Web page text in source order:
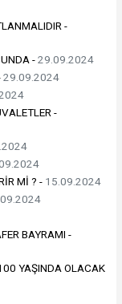
-
-29.09.2024
29.09.2024
-
Mİ ? - 15.09.2024
BAYRAMI -
YAŞINDA OLACAK